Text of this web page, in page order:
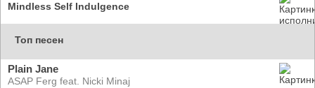
Mindless Self Indulgence
Топ песен
Plain Jane
ASAP Ferg feat. Nicki Minaj